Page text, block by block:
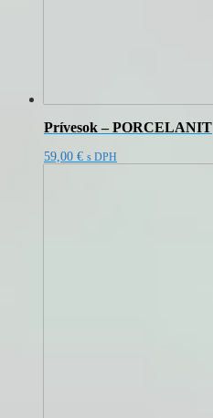
Prívesok – PORCELANIT
59,00 € s DPH